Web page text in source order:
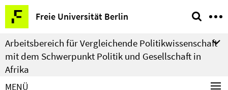
Springe
direkt
zu
Inhalt
Freie Universität Berlin
Service-
Navigation
Arbeitsbereich für Vergleichende Politikwissenschaft
mit dem Schwerpunkt Politik und Gesellschaft in
Afrika
MENÜ